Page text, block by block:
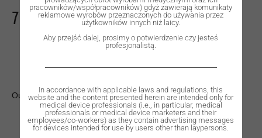
730,00zł
Out of stock
pracowników/współpracowników) gdyż zawierają komunikaty
reklamowe wyrobów przeznaczonych do używania przez
użytkowników innych niż laicy.
Aby przejść dalej, prosimy o potwierdzenie czy jesteś
profesjonalistą.
In accordance with applicable laws and regulations, this
website and the content presented herein are intended only for
medical device professionals (i.e., in particular, medical
professionals or medical device marketers and their
employees/co-workers) as they contain advertising messages
for devices intended for use by users other than laypersons.